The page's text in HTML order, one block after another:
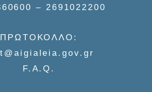
– 2691022200
ΠΡΩΤΟΚΟΛΛΟ:
F.A.Q.